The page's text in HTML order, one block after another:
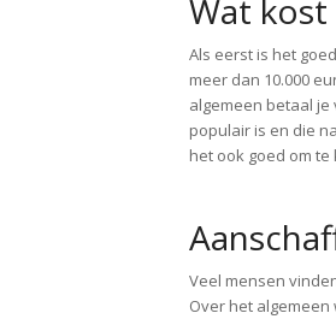
Wat
Als eerst is het
meer dan 10.000
algemeen betaal je
populair is en die
het ook goed om
Veel mensen
Over het